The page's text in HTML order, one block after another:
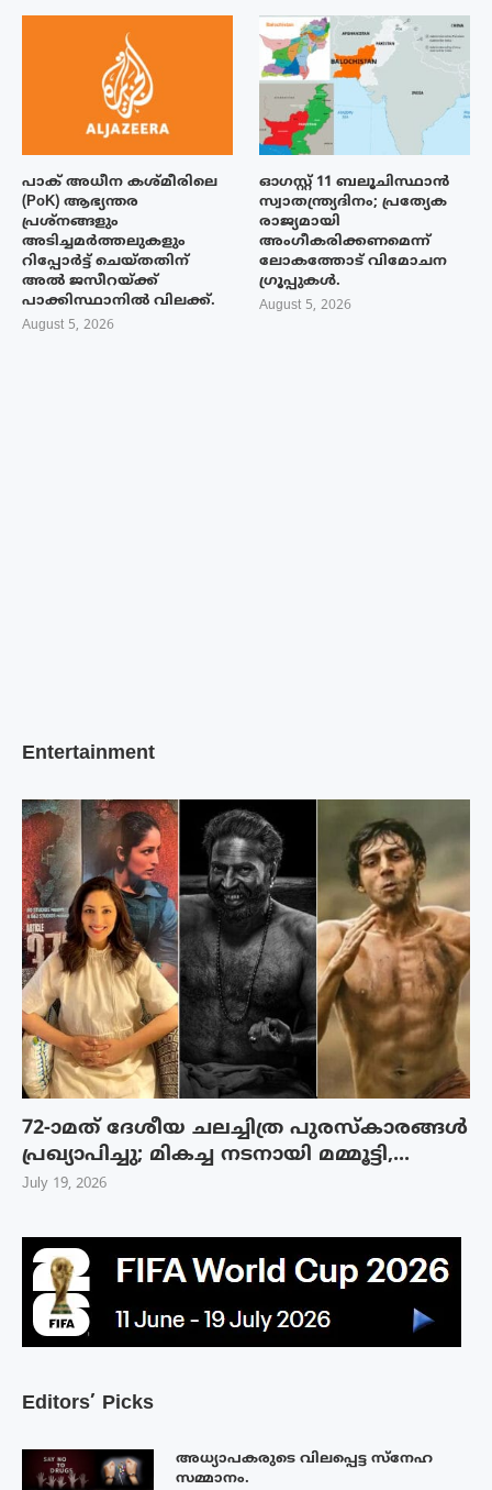
Editors’ Picks
അധ്യാപകരുടെ വിലപ്പെട്ട സ്നേഹ
സമ്മാനം.
പാക് അധീന കശ്മീരിലെ
(PoK) ആഭ്യന്തര
പ്രശ്നങ്ങളും
അടിച്ചമർത്തലുകളും
റിപ്പോർട്ട് ചെയ്തതിന്
അൽ ജസീറയ്‌ക്ക്
പാക്കിസ്ഥാനിൽ വിലക്ക്.
August 5, 2026
ഓഗസ്റ്റ് 11 ബലൂചിസ്ഥാൻ
സ്വാതന്ത്ര്യദിനം; പ്രത്യേക
രാജ്യമായി
അംഗീകരിക്കണമെന്ന്
ലോകത്തോട് വിമോചന
ഗ്രൂപ്പുകൾ.
August 5, 2026
Entertainment
72-ാമത് ദേശീയ ചലച്ചിത്ര പുരസ്‌കാരങ്ങള്‍
പ്രഖ്യാപിച്ചു; മികച്ച നടനായി മമ്മൂട്ടി,...
July 19, 2026